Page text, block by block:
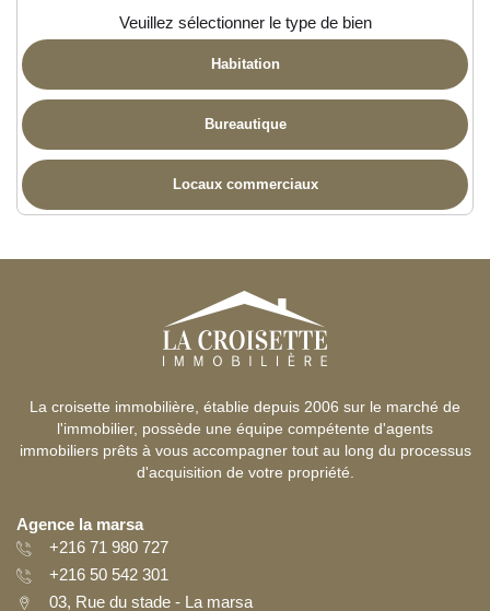
Veuillez sélectionner le type de bien
Habitation
Bureautique
Locaux commerciaux
La croisette immobilière, établie depuis 2006 sur le marché de
l'immobilier, possède une équipe compétente d'agents
immobiliers prêts à vous accompagner tout au long du processus
d'acquisition de votre propriété.
Agence la marsa
+216 71 980 727
+216 50 542 301
03, Rue du stade - La marsa